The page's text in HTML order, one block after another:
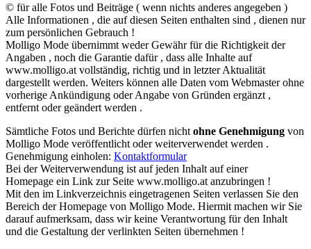
© für alle Fotos und Beiträge ( wenn nichts anderes angegeben )
Alle Informationen , die auf diesen Seiten enthalten sind , dienen nur
zum persönlichen Gebrauch !
Molligo Mode übernimmt weder Gewähr für die Richtigkeit der
Angaben , noch die Garantie dafür , dass alle Inhalte auf
www.molligo.at vollständig, richtig und in letzter Aktualität
dargestellt werden. Weiters können alle Daten vom Webmaster ohne
vorherige Ankündigung oder Angabe von Gründen ergänzt ,
entfernt oder geändert werden .
Sämtliche Fotos und Berichte dürfen nichtohne Genehmigung von
Molligo Mode veröffentlicht oder weiterverwendet werden .
Genehmigung einholen: Kontaktformular
Bei der Weiterverwendung ist auf jeden Inhalt auf einer
Homepage ein Link zur Seite www.molligo.at anzubringen !
Mit den im Linkverzeichnis eingetragenen Seiten verlassen Sie den
Bereich der Homepage von Molligo Mode. Hiermit machen wir Sie
darauf aufmerksam, dass wir keine Verantwortung für den Inhalt
und die Gestaltung der verlinkten Seiten übernehmen !